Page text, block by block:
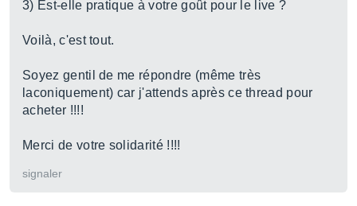
3) Est-elle pratique à votre goût pour le live ?
Voilà, c'est tout.
Soyez gentil de me répondre (même très
laconiquement) car j'attends après ce thread pour
acheter !!!!
Merci de votre solidarité !!!!
signaler